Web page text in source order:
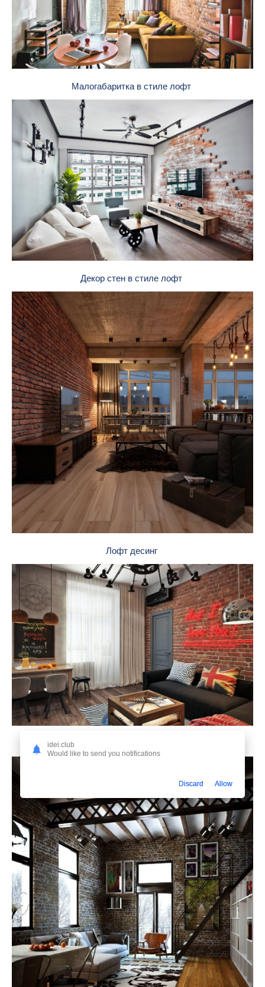
Малогабаритка в стиле лофт
Декор стен в стиле лофт
Лофт десинг
Интерьер лофт гостиная 15кв
idei.club
Would like to send you notifications
Discard Allow